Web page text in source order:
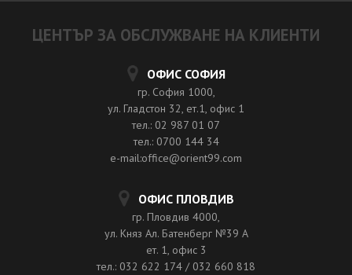
ЦЕНТЪР ЗА ОБСЛУЖВАНЕ НА КЛИЕНТИ
ОФИС СОФИЯ
гр. София 1000,
ул. Гладстон 32, ет.1, офис 1
тел.: 02 987 01 07
тел.: 0700 144 34
e-mail:office@orient99.com
ОФИС ПЛОВДИВ
гр. Пловдив 4000,
ул. Княз Ал. Батенберг №39 A
ет. 1, офис 3
тел.: 032 622 174 / 032 660 818